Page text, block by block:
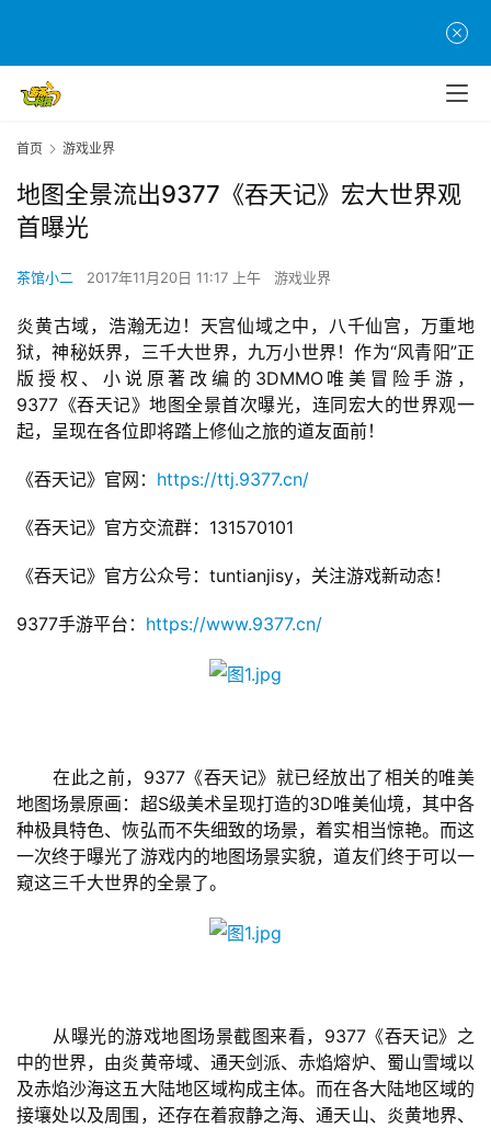
首
页
游
戏
业
界
首页 游戏业界
地图全景流出9377《吞天记》宏大世界观
首曝光
茶馆小二 2017年11月20日 11:17 上午 游戏业界
炎黄古域，浩瀚无边！天宫仙域之中，八千仙宫，万重地
狱，神秘妖界，三千大世界，九万小世界！作为“风青阳”正
版授权、小说原著改编的3DMMO唯美冒险手游，
9377《吞天记》地图全景首次曝光，连同宏大的世界观一
起，呈现在各位即将踏上修仙之旅的道友面前！
《吞天记》官网： https://ttj.9377.cn/
《吞天记》官方交流群：131570101
《吞天记》官方公众号：tuntianjisy，关注游戏新动态！
9377手游平台： https://www.9377.cn/
在此之前，9377《吞天记》就已经放出了相关的唯美
地图场景原画：超S级美术呈现打造的3D唯美仙境，其中各
种极具特色、恢弘而不失细致的场景，着实相当惊艳。而这
一次终于曝光了游戏内的地图场景实貌，道友们终于可以一
窥这三千大世界的全景了。
从曝光的游戏地图场景截图来看，9377《吞天记》之
中的世界，由炎黄帝域、通天剑派、赤焰熔炉、蜀山雪域以
及赤焰沙海这五大陆地区域构成主体。而在各大陆地区域的
接壤处以及周围，还存在着寂静之海、通天山、炎黄地界、